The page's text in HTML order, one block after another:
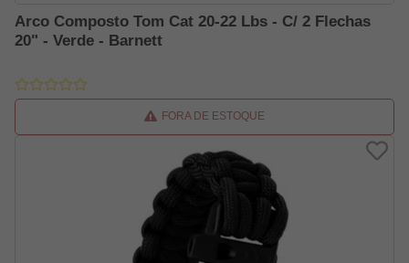
Arco Composto Tom Cat 20-22 Lbs - C/ 2 Flechas
20" - Verde - Barnett
FORA DE ESTOQUE